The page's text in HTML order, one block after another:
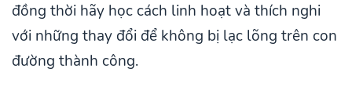
đồng thời hãy học cách linh hoạt và thích nghi
với những thay đổi để không bị lạc lõng trên con
đường thành công.